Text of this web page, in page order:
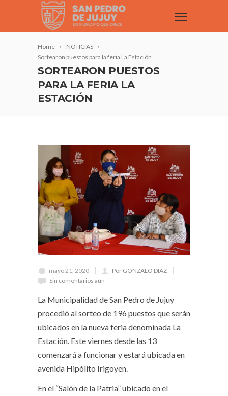
Home
NOTICIAS
Sortearon puestos para la feria La Estación
SORTEARON PUESTOS
PARA LA FERIA LA
ESTACIÓN
mayo 21, 2020
Por GONZALO DIAZ
Sin comentarios aún
La Municipalidad de San Pedro de Jujuy
procedió al sorteo de 196 puestos que serán
ubicados en la nueva feria denominada La
Estación. Este viernes desde las 13
comenzará a funcionar y estará ubicada en
avenida Hipólito Irigoyen.
En el “Salón de la Patria” ubicado en el